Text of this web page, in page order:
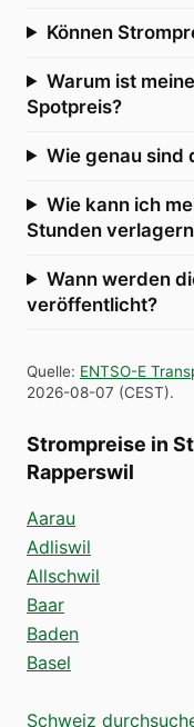
Können
Warum ist
Spotpreis?
Wie genau sind
Wie kann ich
Stunden
Wann werden
veröffentlicht?
Quelle: ENTSO-E
2026-08-07 (CEST).
Strompreise in
Rapperswil
Aarau
Adliswil
Allschwil
Baar
Baden
Basel
Schweiz